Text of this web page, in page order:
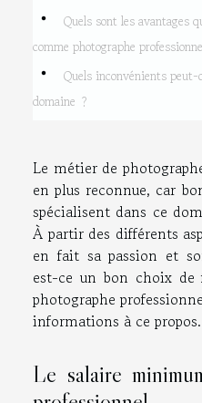
Quels sont les avantages
comme photographe
Quels inconvénients peut-
domaine ?
Le métier de
en plus reconnue, car
spécialisent dans ce
À partir des différents
en fait sa passion et
est-ce un bon choix
photographe
informations à ce propos.
Le salaire